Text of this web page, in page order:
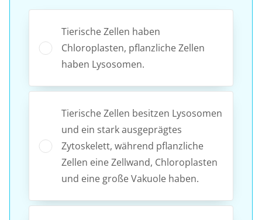
Tierische Zellen haben
Chloroplasten, pflanzliche Zellen
haben Lysosomen.
Tierische Zellen besitzen Lysosomen
und ein stark ausgeprägtes
Zytoskelett, während pflanzliche
Zellen eine Zellwand, Chloroplasten
und eine große Vakuole haben.